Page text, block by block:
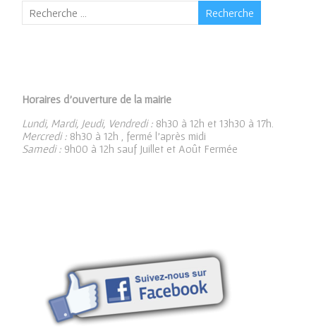
Horaires d’ouverture de la mairie
Lundi, Mardi, Jeudi, Vendredi : 8h30 à 12h et 13h30 à 17h.
Mercredi : 8h30 à 12h , fermé l’après midi
Samedi : 9h00 à 12h sauf Juillet et Août Fermée